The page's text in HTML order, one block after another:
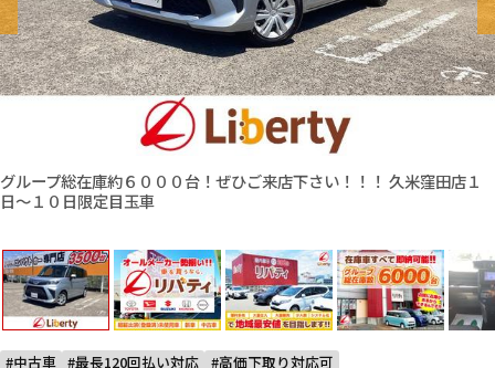
グループ総在庫約６０００台！ぜひご来店下さい！！！ 久米窪田店１
日〜１０日限定目玉車
中古車 最長120回払い対応
高価下取り対応可